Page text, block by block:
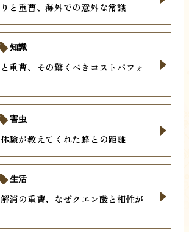
と重曹、海外での意外な常識
重曹、その驚くべきコストパフォ
知識
験が教えてくれた蜂との距離
害虫
消の重曹、なぜクエン酸と相性が
生活